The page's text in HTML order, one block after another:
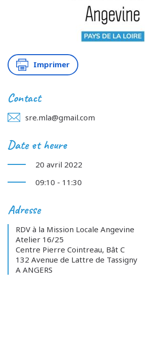
Imprimer
Contact
sre.mla@gmail.com
Date et heure
20 avril 2022
09:10 - 11:30
Adresse
RDV à la Mission Locale Angevine
Atelier 16/25
Centre Pierre Cointreau, Bât C
132 Avenue de Lattre de Tassigny
A ANGERS